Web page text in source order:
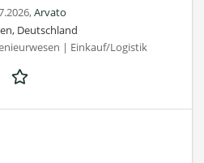
Arvato
Deutschland
| Einkauf/Logistik